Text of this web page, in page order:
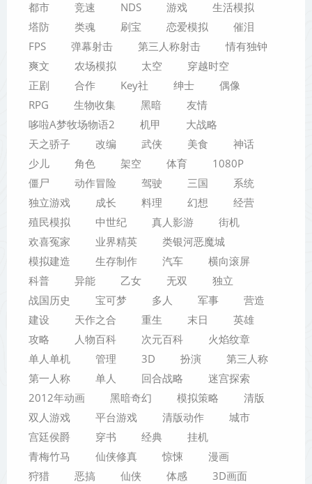
都市
竞速 NDS 游戏
生活模拟
塔防
类魂 刷宝 恋爱模拟
催泪
FPS
弹幕射击 第三人称射击
情有独钟
爽文
农场模拟 太空
穿越时空
正剧
合作 Key社 绅士
偶像
RPG
生物收集 黑暗
友情
哆啦A梦牧场物语2
机甲
大战略
天之骄子
改编 武侠 美食
神话
少儿
角色 架空 体育
1080P
僵尸
动作冒险 驾驶 三国
系统
独立游戏
成长 料理 幻想
经营
殖民模拟
中世纪 真人影游
街机
欢喜冤家
业界精英
类银河恶魔城
模拟建造
生存制作 汽车
横向滚屏
科普
异能 乙女 无双
独立
战国历史
宝可梦 多人 军事
营造
建设
天作之合 重生 末日
英雄
攻略
人物百科 次元百科
火焰纹章
单人单机
管理 3D 扮演
第三人称
第一人称
单人 回合战略
迷宫探索
2012年动画
黑暗奇幻 模拟策略
清版
双人游戏
平台游戏 清版动作
城市
宫廷侯爵
穿书 经典
挂机
青梅竹马
仙侠修真 惊悚
漫画
狩猎
恶搞 仙侠 体感
3D画面